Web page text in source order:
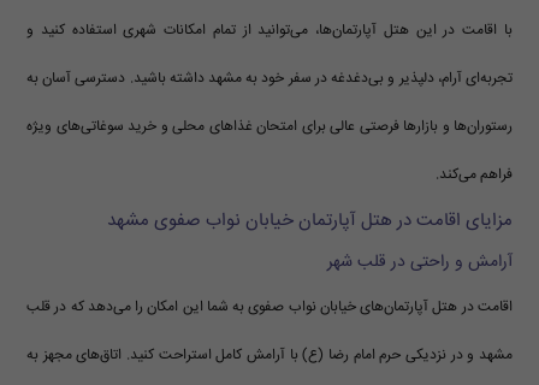
با اقامت در این هتل آپارتمان‌ها، می‌توانید از تمام امکانات شهری استفاده کنید و
تجربه‌ای آرام، دلپذیر و بی‌دغدغه در سفر خود به مشهد داشته باشید. دسترسی آسان به
رستوران‌ها و بازارها فرصتی عالی برای امتحان غذاهای محلی و خرید سوغاتی‌های ویژه
فراهم می‌کند.
مزایای اقامت در هتل آپارتمان خیابان نواب صفوی مشهد
آرامش و راحتی در قلب شهر
اقامت در هتل آپارتمان‌های خیابان نواب صفوی به شما این امکان را می‌دهد که در قلب
مشهد و در نزدیکی حرم امام رضا (ع) با آرامش کامل استراحت کنید. اتاق‌های مجهز به